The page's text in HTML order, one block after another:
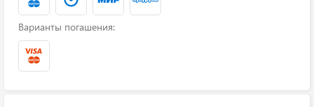
Варианты погашения: